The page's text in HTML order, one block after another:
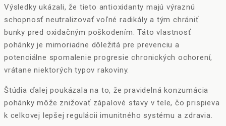
Výsledky ukázali, že tieto antioxidanty majú výraznú
schopnosť neutralizovať voľné radikály a tým chrániť
bunky pred oxidačným poškodením. Táto vlastnosť
pohánky je mimoriadne dôležitá pre prevenciu a
potenciálne spomalenie progresie chronických ochorení,
vrátane niektorých typov rakoviny.
Štúdia ďalej poukázala na to, že pravidelná konzumácia
pohánky môže znižovať zápalové stavy v tele, čo prispieva
k celkovej lepšej regulácii imunitného systému a zdravia.